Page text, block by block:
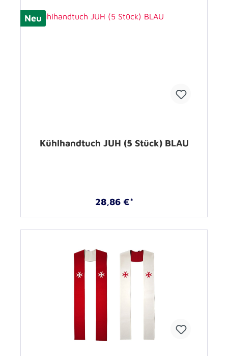
Neu
Kühlhandtuch JUH (5 Stück) BLAU
28,86 €*